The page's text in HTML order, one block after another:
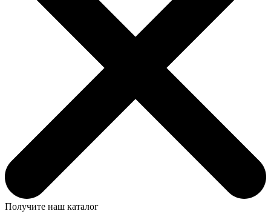
Получите наш каталог